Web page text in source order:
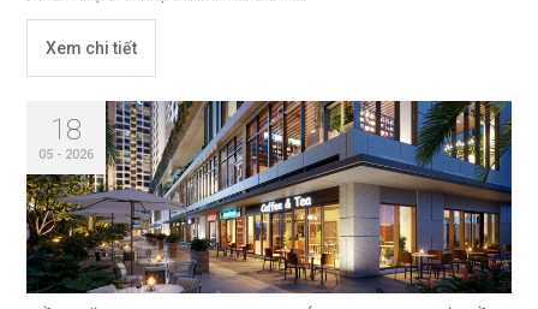
Xem chi tiết
18
05 - 2026